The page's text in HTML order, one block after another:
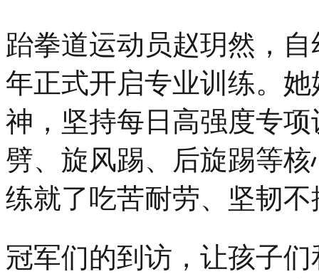
跆拳道运动员赵玥然，
年正式开启专业训练。她
神，坚持每日高强度专
劈、旋风踢、后旋踢等
练就了吃苦耐劳、坚韧
冠军们的到访，让孩子